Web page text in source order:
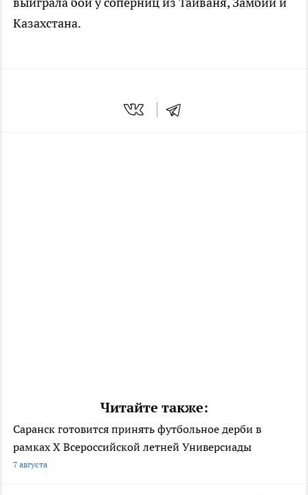
Казахстана.
Читайте также:
Саранск готовится принять футбольное дерби в
рамках X Всероссийской летней Универсиады
7 августа